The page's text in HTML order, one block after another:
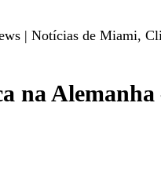
| Notícias de Miami,
na